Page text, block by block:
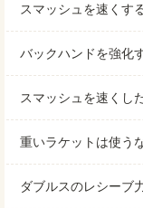
スマッシュを速くす
バックハンドを強化
スマッシュを速くし
重いラケットは使う
ダブルスのレシーブ